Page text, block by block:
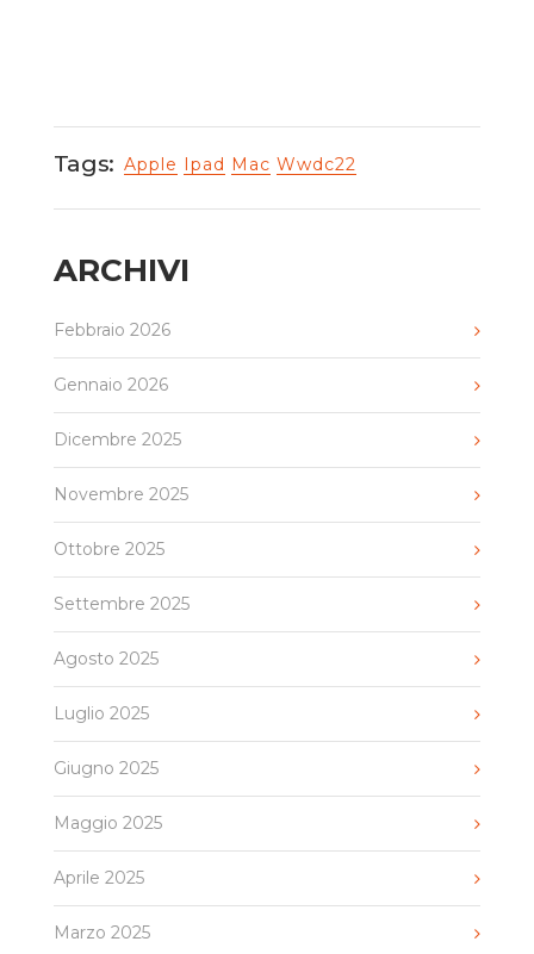
Tags: Apple Ipad Mac Wwdc22
ARCHIVI
Febbraio 2026
Gennaio 2026
Dicembre 2025
Novembre 2025
Ottobre 2025
Settembre 2025
Agosto 2025
Luglio 2025
Giugno 2025
Maggio 2025
Aprile 2025
Marzo 2025